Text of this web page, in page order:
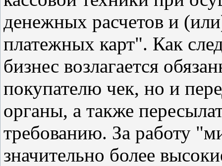
денежных расчетов и
платежных карт". Как
бизнес возлагается
покупателю чек, но и
органы, а также
требованию. За работу
значительно более